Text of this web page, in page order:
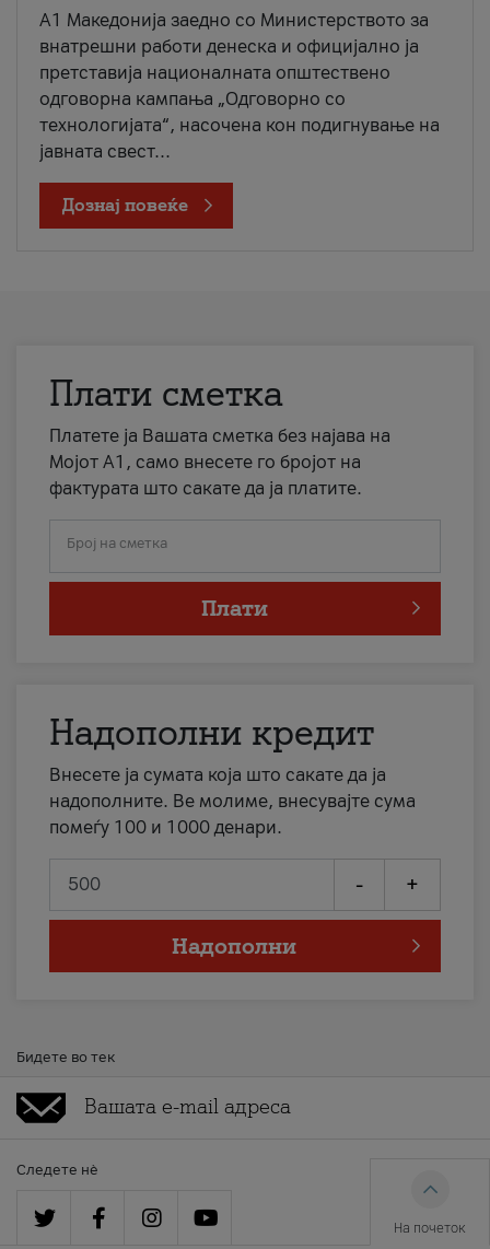
A1 Македонија заедно со Министерството за
внатрешни работи денеска и официјално ја
претставија националната општествено
одговорна кампања „Одговорно со
технологијата“, насочена кон подигнување на
јавната свест...
Дознај повеќе
Плати сметка
Платете ја Вашата сметка без најава на
Мојот А1, само внесете го бројот на
фактурата што сакате да ја платите.
Број на сметка
Плати
Надополни кредит
Внесете ја сумата која што сакате да ја
надополните. Ве молиме, внесувајте сума
помеѓу 100 и 1000 денари.
- +
Надополни
Бидете во тек
Следете нè
На почеток